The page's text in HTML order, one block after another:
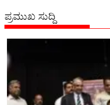
ಪ್ರಮುಖ ಸುದ್ದಿ